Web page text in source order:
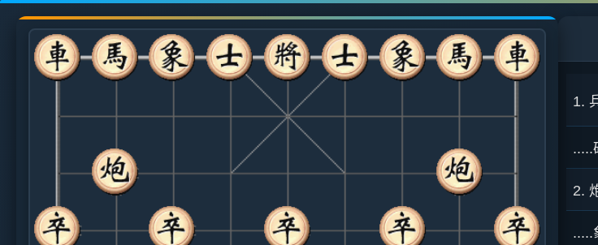
1.
.....
2.
.....